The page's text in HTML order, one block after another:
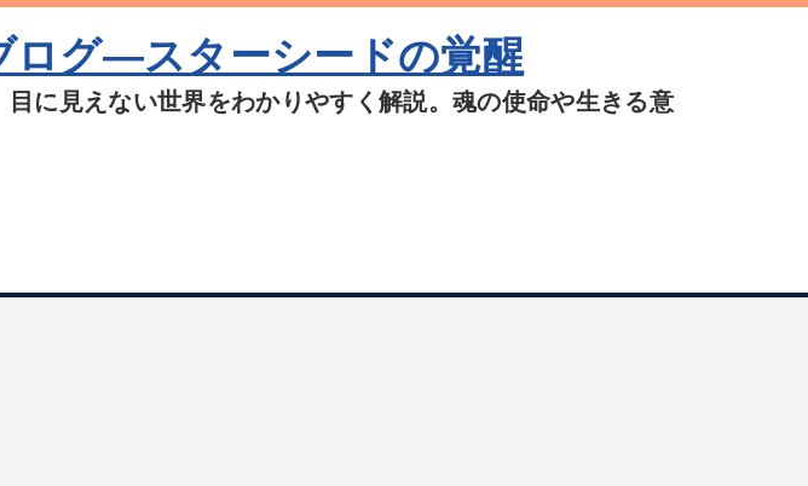
ログ―スターシードの覚醒
に見えない世界をわかりやすく解説。魂の使命や生きる意